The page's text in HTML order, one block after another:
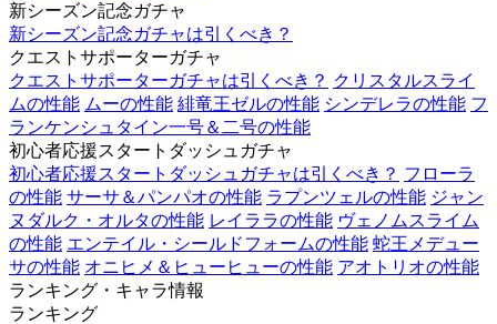
新シーズン記念ガチャ
新シーズン記念ガチャは引くべき？
クエストサポーターガチャ
クエストサポーターガチャは引くべき？ クリスタルスライ
ムの性能 ムーの性能 緋竜王ゼルの性能 シンデレラの性能 フ
ランケンシュタイン一号＆二号の性能
初心者応援スタートダッシュガチャ
初心者応援スタートダッシュガチャは引くべき？ フローラ
の性能 サーサ＆パンパオの性能 ラプンツェルの性能 ジャン
ヌダルク・オルタの性能 レイララの性能 ヴェノムスライム
の性能 エンテイル・シールドフォームの性能 蛇王メデュー
サの性能 オニヒメ＆ヒューヒューの性能 アオトリオの性能
ランキング・キャラ情報
ランキング